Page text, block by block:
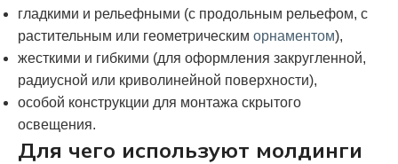
гладкими и рельефными (с продольным рельефом, с
растительным или геометрическим орнаментом),
жесткими и гибкими (для оформления закругленной,
радиусной или криволинейной поверхности),
особой конструкции для монтажа скрытого
освещения.
Для чего используют молдинги